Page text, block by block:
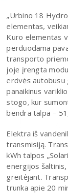
„Urbino 18
elementas,
Kuro elementas
perduodama
transporto
joje įrengta
erdvės autobusu
panaikinus
stogo, kur
bendra talpa –
Elektra iš
transmisiją.
kWh talpos
energijos
greitėjant.
trunka apie 20